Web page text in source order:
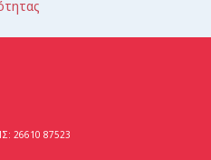
26610 87523